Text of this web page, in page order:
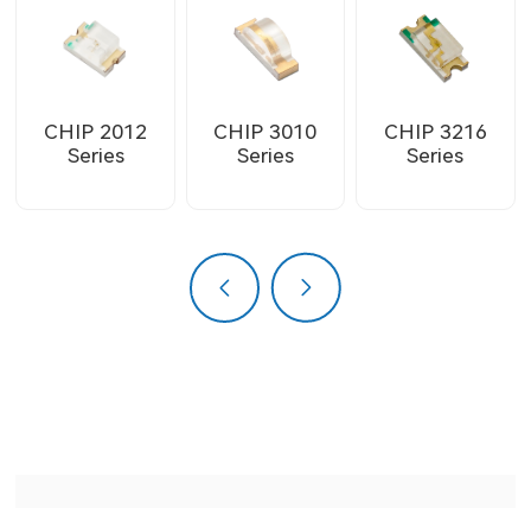
CHIP 2012
Series
CHIP 3010
Series
CHIP 3216
Series
上一页 下一页